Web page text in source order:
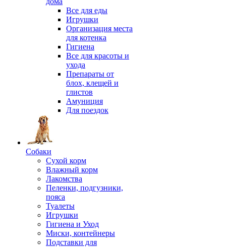
Все для еды
Игрушки
Организация места
для котенка
Гигиена
Все для красоты и
ухода
Препараты от
блох, клещей и
глистов
Амуниция
Для поездок
Собаки
Сухой корм
Влажный корм
Лакомства
Пеленки, подгузники,
пояса
Туалеты
Игрушки
Гигиена и Уход
Миски, контейнеры
Подставки для